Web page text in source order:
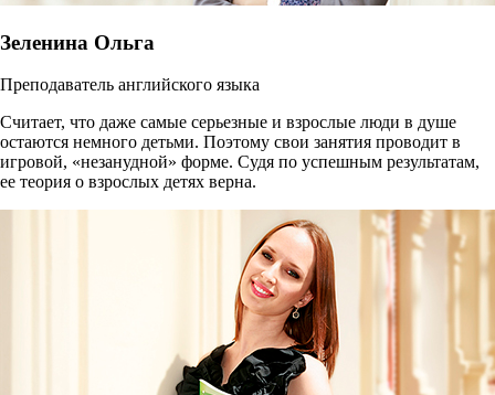
Зеленина Ольга
Преподаватель английского языка
Считает, что даже самые серьезные и взрослые люди в душе
остаются немного детьми. Поэтому свои занятия проводит в
игровой, «незанудной» форме. Судя по успешным результатам,
ее теория о взрослых детях верна.